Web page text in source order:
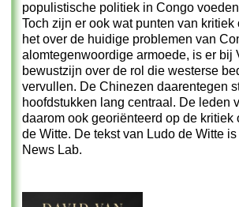
populistische politiek in Congo
Toch zijn er ook wat punten van
het over de huidige problemen van
alomtegenwoordige armoede, is er bij
bewustzijn over de rol die westerse
vervullen. De Chinezen daarentegen
hoofdstukken lang centraal. De leden
daarom ook georiënteerd op de
de Witte. De tekst van Ludo de Witte
News Lab.